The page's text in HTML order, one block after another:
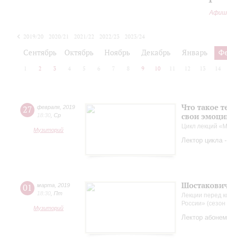
2019/20 2020/21 2021/22 2022/23
2023/24
Сентябрь Октябрь Ноябрь Декабрь Январь
2 3 4 5 6 7 8 9 10 12 13 14
27 февраля 2019
18:30 Ср
Музиторий
Что такое
свои
Цикл лекций
Лектор цикла
01 марта
2019
18:30 Пт
Музиторий
Лекции перед
России»
Лектор